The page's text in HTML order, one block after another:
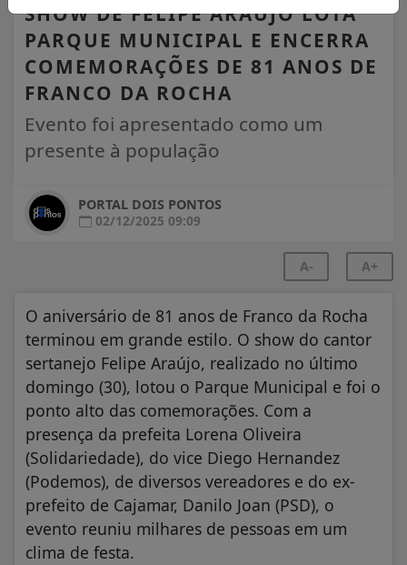
SHOW DE FELIPE ARAÚJO LOTA
PARQUE MUNICIPAL E ENCERRA
COMEMORAÇÕES DE 81 ANOS DE
FRANCO DA ROCHA
Evento foi apresentado como um
presente à população
PORTAL DOIS PONTOS
02/12/2025 09:09
A- A+
O aniversário de 81 anos de Franco da Rocha
terminou em grande estilo. O show do cantor
sertanejo Felipe Araújo, realizado no último
domingo (30), lotou o Parque Municipal e foi o
ponto alto das comemorações. Com a
presença da prefeita Lorena Oliveira
(Solidariedade), do vice Diego Hernandez
(Podemos), de diversos vereadores e do ex-
prefeito de Cajamar, Danilo Joan (PSD), o
evento reuniu milhares de pessoas em um
clima de festa.